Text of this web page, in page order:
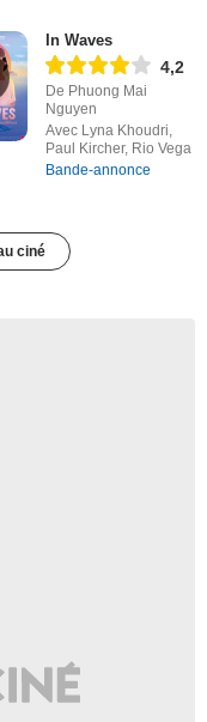
In Waves
4,2
De Phuong Mai
Nguyen
Avec Lyna Khoudri,
Paul Kircher, Rio Vega
Bande-annonce
ciné